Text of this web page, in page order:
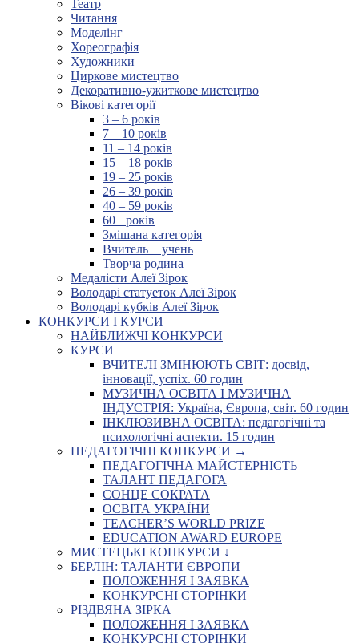
Театр
Читання
Моделінг
Хореографія
Художники
Циркове мистецтво
Декоративно-ужиткове мистецтво
Вікові категорії
3 – 6 років
7 – 10 років
11 – 14 років
15 – 18 років
19 – 25 років
26 – 39 років
40 – 59 років
60+ років
Змішана категорія
Вчитель + учень
Творча родина
Медалісти Алеї Зірок
Володарі статуеток Алеї Зірок
Володарі кубків Алеї Зірок
КОНКУРСИ І КУРСИ
НАЙБЛИЖЧІ КОНКУРСИ
КУРСИ
ВЧИТЕЛІ ЗМІНЮЮТЬ СВІТ: досвід,
інновації, успіх. 60 годин
МУЗИЧНА ОСВІТА І МУЗИЧНА
ІНДУСТРІЯ: Україна, Європа, світ. 60 годин
ІНКЛЮЗИВНА ОСВІТА: педагогічні та
психологічні аспекти. 15 годин
ПЕДАГОГІЧНІ КОНКУРСИ →
ПЕДАГОГІЧНА МАЙСТЕРНІСТЬ
ТАЛАНТ ПЕДАГОГА
СОНЦЕ СОКРАТА
ОСВІТА УКРАЇНИ
TEACHER’S WORLD PRIZE
EDUCATION AWARD EUROPE
МИСТЕЦЬКІ КОНКУРСИ ↓
БЕРЛІН: ТАЛАНТИ ЄВРОПИ
ПОЛОЖЕННЯ І ЗАЯВКА
КОНКУРСНІ СТОРІНКИ
РІЗДВЯНА ЗІРКА
ПОЛОЖЕННЯ І ЗАЯВКА
КОНКУРСНІ СТОРІНКИ